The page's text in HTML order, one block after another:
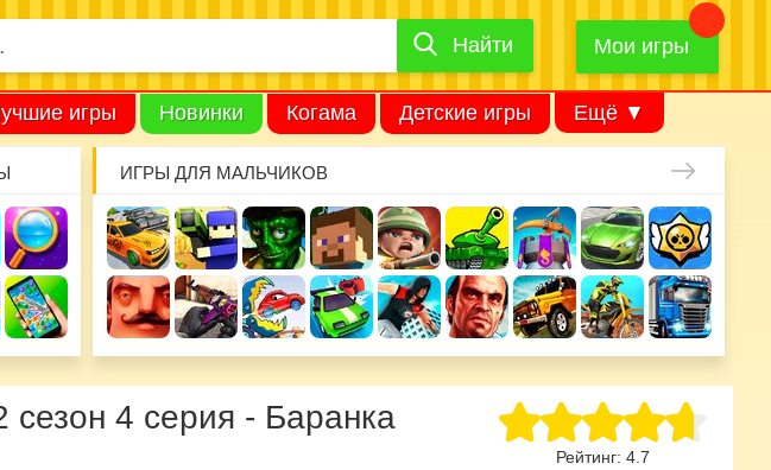
Найти
Найти Мои игры
игры Новинки Когама Детские игры Ещё ▼
ИГРЫ ДЛЯ МАЛЬЧИКОВ
Рейтинг: 4.7
4 серия - Баранка